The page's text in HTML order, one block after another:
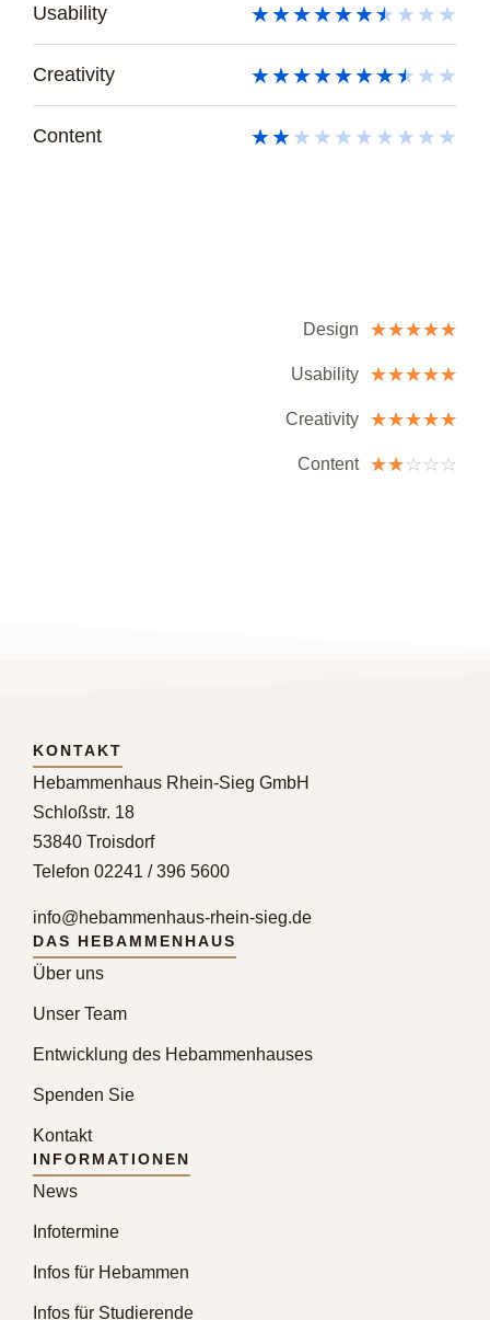
Usability ★★★★★★★ ★ ★ ★
Creativity ★★★★★★★★ ★ ★
Content ★★★ ★ ★ ★ ★ ★ ★ ★
Design ☆☆☆☆☆
Usability ☆☆☆☆☆
Creativity ☆☆☆☆☆
Content ☆☆☆ ☆ ☆
KONTAKT
Hebammenhaus Rhein-Sieg GmbH
Schloßstr. 18
53840 Troisdorf
Telefon 02241 / 396 5600
info@hebammenhaus-rhein-sieg.de
DAS HEBAMMENHAUS
Über uns
Unser Team
Entwicklung des Hebammenhauses
Spenden Sie
Kontakt
INFORMATIONEN
News
Infotermine
Infos für Hebammen
Infos für Studierende